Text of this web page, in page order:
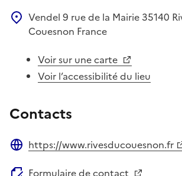
Vendel 9 rue de la Mairie 35140
Couesnon France
Voir sur une carte
Voir l’accessibilité du lieu
Contacts
https://www.rivesducouesnon.fr
Formulaire de contact